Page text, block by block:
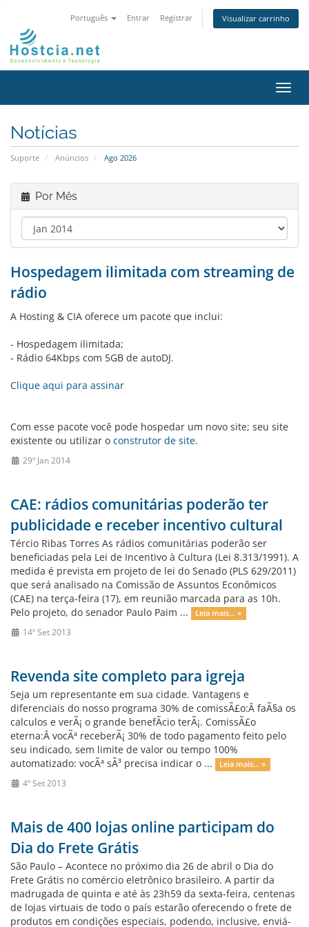
Português Entrar Registrar Visualizar carrinho
Notícias
Suporte Anúncios Ago 2026
Por Mês
Hospedagem ilimitada com streaming de
rádio
A Hosting & CIA oferece um pacote que inclui:
- Hospedagem ilimitada;
- Rádio 64Kbps com 5GB de autoDJ.
Clique aqui para assinar
Com esse pacote você pode hospedar um novo site; seu site
existente ou utilizar o construtor de site.
29º Jan 2014
CAE: rádios comunitárias poderão ter
publicidade e receber incentivo cultural
Tércio Ribas Torres As rádios comunitárias poderão ser
beneficiadas pela Lei de Incentivo à Cultura (Lei 8.313/1991). A
medida é prevista em projeto de lei do Senado (PLS 629/2011)
que será analisado na Comissão de Assuntos Econômicos
(CAE) na terça-feira (17), em reunião marcada para as 10h.
Pelo projeto, do senador Paulo Paim ...
Leia mais... »
14º Set 2013
Revenda site completo para igreja
Seja um representante em sua cidade. Vantagens e
diferenciais do nosso programa 30% de comissÃ£o:Â faÃ§a os
calculos e verÃ¡ o grande benefÃ­cio terÃ¡. ComissÃ£o
eterna:Â vocÃª receberÃ¡ 30% de todo pagamento feito pelo
seu indicado, sem limite de valor ou tempo 100%
automatizado: vocÃª sÃ³ precisa indicar o ...
Leia mais... »
4º Set 2013
Mais de 400 lojas online participam do
Dia do Frete Grátis
São Paulo – Acontece no próximo dia 26 de abril o Dia do
Frete Grátis no comércio eletrônico brasileiro. A partir da
madrugada de quinta e até às 23h59 da sexta-feira, centenas
de lojas virtuais de todo o país estarão oferecendo o frete de
produtos em condições especiais, podendo, inclusive, enviá-